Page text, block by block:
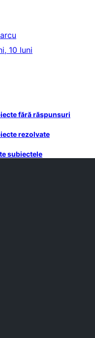
10 luni
fără răspunsuri
rezolvate
subiectele